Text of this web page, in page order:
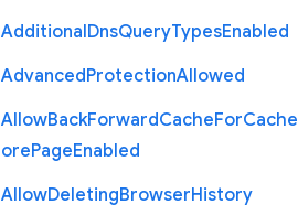
AdditionalDnsQueryTypesEnabled
AdvancedProtectionAllowed
AllowBackForwardCacheForCache
orePageEnabled
AllowDeletingBrowserHistory